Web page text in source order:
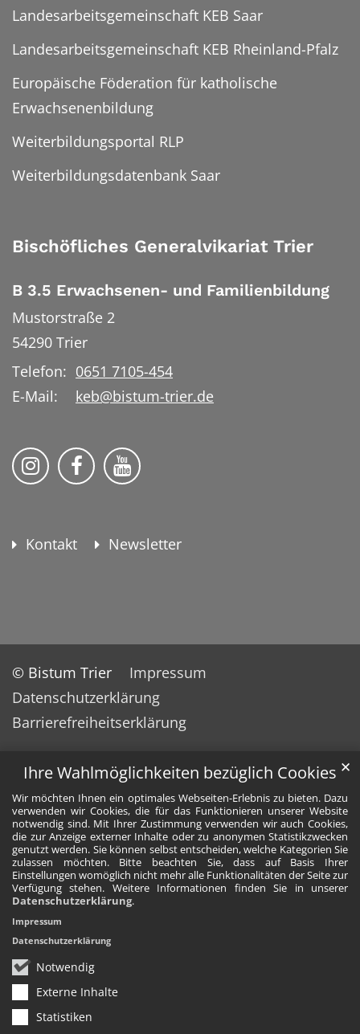
Ihre Wahlmöglichkeiten bezüglich Cookies
Wir möchten Ihnen ein optimales Webseiten-Erlebnis zu bieten. Dazu
verwenden wir Cookies, die für das Funktionieren unserer Website
notwendig sind. Mit Ihrer Zustimmung verwenden wir auch Cookies,
die zur Anzeige externer Inhalte oder zu anonymen Statistikzwecken
genutzt werden. Sie können selbst entscheiden, welche Kategorien Sie
zulassen möchten. Bitte beachten Sie, dass auf Basis Ihrer
Einstellungen womöglich nicht mehr alle Funktionalitäten der Seite zur
Verfügung stehen. Weitere Informationen finden Sie in unserer
Datenschutzerklärung.
Notwendig
Externe Inhalte
Statistiken
✕
Impressum
Datenschutzerklärung
Landesarbeitsgemeinschaft KEB Saar
Landesarbeitsgemeinschaft KEB Rheinland-Pfalz
Europäische Föderation für katholische
Erwachsenenbildung
Weiterbildungsportal RLP
Weiterbildungsdatenbank Saar
Bischöfliches Generalvikariat Trier
B 3.5 Erwachsenen- und Familienbildung
Mustorstraße 2
54290 Trier
Telefon: 0651 7105-454
E-Mail:
keb@bistum-trier.de
KEB Bildung Leben auf Instagram
KEB Bildung Leben auf Facebook
KEB Bildung Leben auf
Kontakt Newsletter
© Bistum Trier
Impressum
Datenschutzerklärung
Barrierefreiheitserklärung